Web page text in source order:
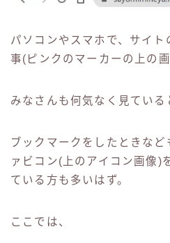
パソコンやスマホで、サイト
事(ピンクのマーカーの上の画
みなさんも何気なく見ている
ブックマークをしたときな
ァビコン(上のアイコン画像)
ている方も多いはず。
ここでは、